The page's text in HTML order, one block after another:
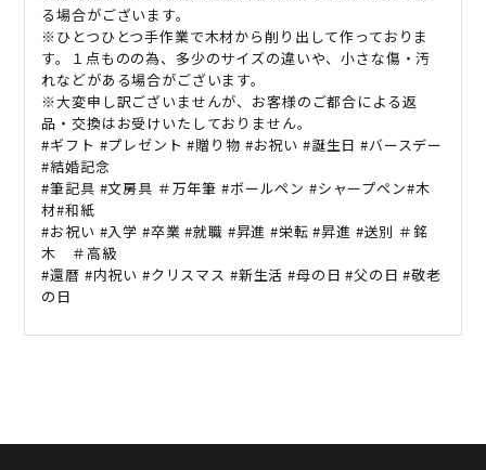
る場合がございます。
※ひとつひとつ手作業で木材から削り出して作っておりま
す。１点ものの為、多少のサイズの違いや、小さな傷・汚
れなどがある場合がございます。
※大変申し訳ございませんが、お客様のご都合による返
品・交換はお受けいたしておりません。
#ギフト #プレゼント #贈り物 #お祝い #誕生日 #バースデー
#結婚記念
#筆記具 #文房具 ＃万年筆 #ボールペン #シャープペン#木
材#和紙
#お祝い #入学 #卒業 #就職 #昇進 #栄転 #昇進 #送別 ＃銘
木 ＃高級
#還暦 #内祝い #クリスマス #新生活 #母の日 #父の日 #敬老
の日